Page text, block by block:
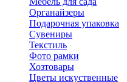
Органайзеры
Подарочная упаковка
Сувениры
Текстиль
Фото рамки
Хозтовары
Цветы искуственные